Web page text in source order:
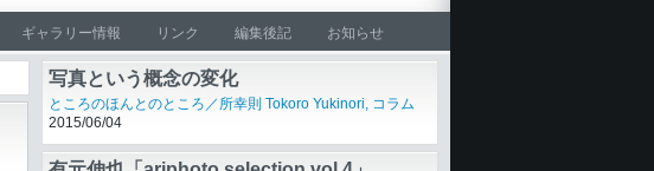
ギャラリー情報 リンク 編集後記 お知らせ
写真という概念の変化
ところのほんとのところ／所幸則 Tokoro Yukinori
2015/06/04